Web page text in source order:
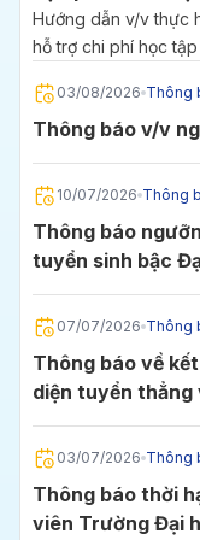
2027
Hướng dẫn v/v thực
hỗ trợ chi phí học
03/08/2026 Thông
Thông báo v/v
10/07/2026 Thông
Thông báo ngưỡng đảm bảo chất lượng đầu vào
tuyển sinh bậc
07/07/2026 Thông
Thông báo về
diện tuyển thẳng
03/07/2026 Thông
Thông báo thời
viên Trường Đại